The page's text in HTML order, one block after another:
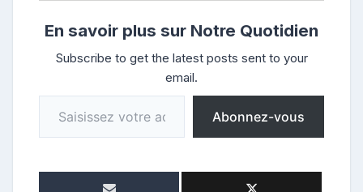
En savoir plus sur Notre Quotidien
Subscribe to get the latest posts sent to your
email.
Saisissez votre adresse e-mail…
Abonnez-vous